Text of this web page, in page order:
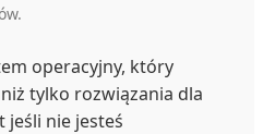
operacyjny, który
tylko rozwiązania dla
jeśli nie jesteś